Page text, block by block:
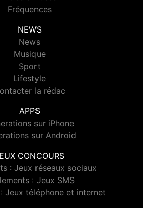
Fréquences
NEWS
News
Musique
Sport
Lifestyle
la rédac
APPS
sur iPhone
sur Android
CONCOURS
: Jeux réseaux sociaux
: Jeux SMS
Jeux téléphone et internet